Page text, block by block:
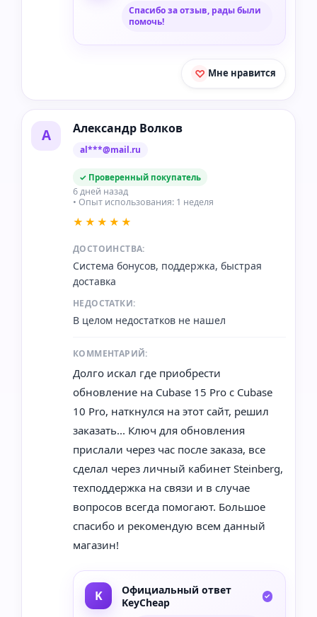
Спасибо за отзыв, рады были
помочь!
Мне нравится
А Александр Волков
al***@mail.ru
✓ Проверенный покупатель
6 дней назад
• Опыт использования: 1 неделя
★★★★★
ДОСТОИНСТВА:
Система бонусов, поддержка, быстрая
доставка
НЕДОСТАТКИ:
В целом недостатков не нашел
КОММЕНТАРИЙ:
Долго искал где приобрести
обновление на Cubase 15 Pro с Cubase
10 Pro, наткнулся на этот сайт, решил
заказать... Ключ для обновления
прислали через час после заказа, все
сделал через личный кабинет Steinberg,
техподдержка на связи и в случае
вопросов всегда помогают. Большое
спасибо и рекомендую всем данный
магазин!
Официальный ответ
KeyCheap